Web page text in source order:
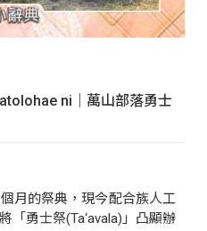
ni｜萬山部落勇士
月的祭典，現今配合族人工
「勇士祭(Ta‘avala)」凸顯辦